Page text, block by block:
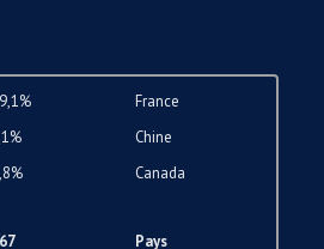
France
Chine
Canada
Pays